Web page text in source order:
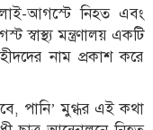
আগস্টে নিহত এবং
মন্ত্রণালয় একটি
নাম প্রকাশ করে
পানি’ মুগ্ধর এই কথা